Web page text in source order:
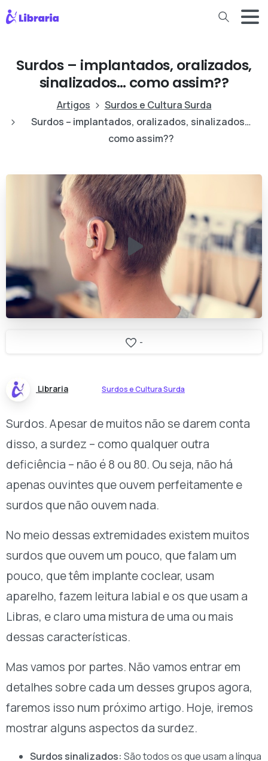
Surdos – implantados, oralizados,
sinalizados… como assim??
Artigos
Surdos e Cultura Surda
Surdos – implantados, oralizados, sinalizados…
como assim??
-
Libraria Surdos e Cultura Surda
Surdos. Apesar de muitos não se darem conta
disso, a surdez – como qualquer outra
deficiência – não é 8 ou 80. Ou seja, não há
apenas ouvintes que ouvem perfeitamente e
surdos que não ouvem nada.
No meio dessas extremidades existem muitos
surdos que ouvem um pouco, que falam um
pouco, que têm implante coclear, usam
aparelho, fazem leitura labial e os que usam a
Libras, e claro uma mistura de uma ou mais
dessas características.
Mas vamos por partes. Não vamos entrar em
detalhes sobre cada um desses grupos agora,
faremos isso num próximo artigo. Hoje, iremos
mostrar alguns aspectos da surdez.
Surdos sinalizados: São todos os que usam a língua